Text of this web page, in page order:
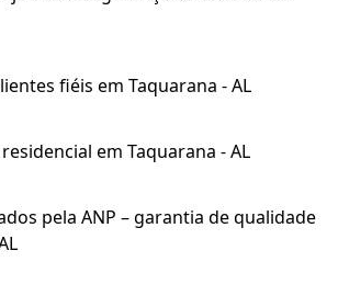
fiéis em Taquarana - AL
em Taquarana - AL
pela ANP – garantia de qualidade